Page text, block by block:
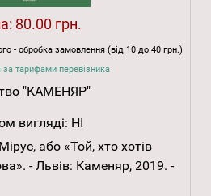
80.00 грн.
- обробка замовлення (від 10 до 40 грн.)
за тарифами перевізника
"КАМЕНЯР"
вигляді: НІ
або «Той, хто хотів
- Львів: Каменяр, 2019. -